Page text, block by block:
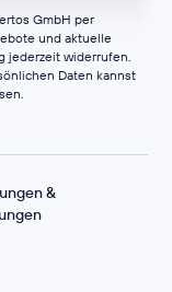
GmbH per
und aktuelle
jederzeit widerrufen.
Daten kannst
&